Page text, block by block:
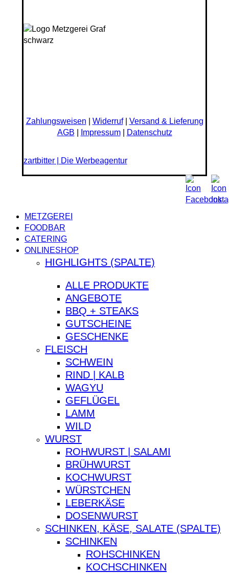
Zahlungsweisen Widerruf| Versand & Lieferung
AGB
Impressum| Datenschutz
zartbitter | Die Werbeagentur
Close
Menu
METZGEREI
FOODBAR
CATERING
ONLINESHOP
HIGHLIGHTS (SPALTE)
ALLE PRODUKTE
ANGEBOTE
BBQ + STEAKS
GUTSCHEINE
GESCHENKE
FLEISCH
SCHWEIN
RIND | KALB
WAGYU
GEFLÜGEL
LAMM
WILD
WURST
ROHWURST | SALAMI
BRÜHWURST
KOCHWURST
WÜRSTCHEN
LEBERKÄSE
DOSENWURST
SCHINKEN, KÄSE, SALATE (SPALTE)
SCHINKEN
ROHSCHINKEN
KOCHSCHINKEN